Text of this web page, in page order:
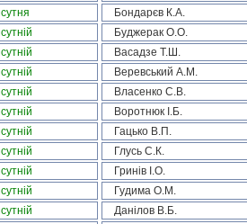
Бондарєв К.А.
Буджерак О.О.
Васадзе Т.Ш.
Веревський А.М.
Власенко С.В.
Воротнюк І.Б.
Гацько В.П.
Глусь С.К.
Гринів І.О.
Гудима О.М.
Данілов В.Б.